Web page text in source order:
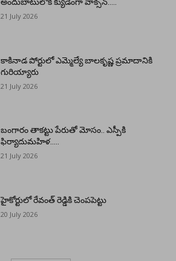
21 July 2026
కాకినాడ పోర్టులో ఎమ్మెల్యే బాలకృష్ణ ప్రమాదానికి
గురియ్యారు
21 July 2026
బంగారం తాకట్టు పేరుతో మోసం.. ఎస్పీకి
ఫిర్యాదుమహిళ…..
21 July 2026
హైకోర్టులో రేవంత్ రెడ్డికి చెంపపెట్టు
20 July 2026